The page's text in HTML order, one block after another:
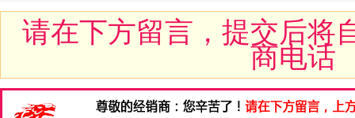
请在下方留言，提交后将
商电话